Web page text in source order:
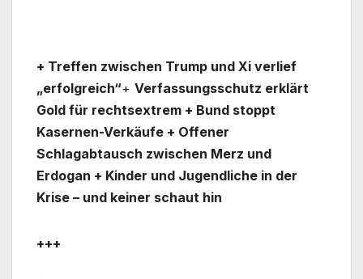
+ Treffen zwischen Trump und Xi verlief
„erfolgreich“+ Verfassungsschutz erklärt
Gold für rechtsextrem + Bund stoppt
Kasernen-Verkäufe + Offener
Schlagabtausch zwischen Merz und
Erdogan + Kinder und Jugendliche in der
Krise – und keiner schaut hin
+++